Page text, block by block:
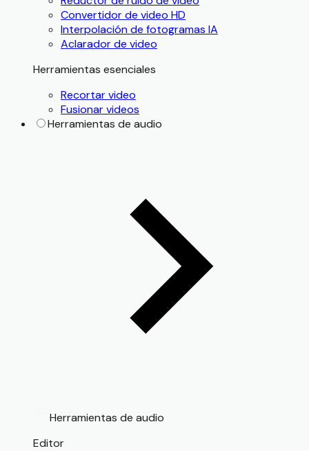
Convertidor de video HD
Interpolación de fotogramas IA
Aclarador de video
Herramientas esenciales
Recortar video
Fusionar videos
Herramientas de audio
Herramientas de audio
Editor